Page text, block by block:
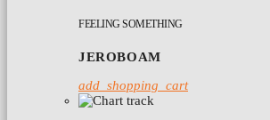
FEELING SOMETHING
JEROBOAM
add_shopping_cart